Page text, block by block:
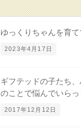
ゆっくりちゃんを育
2023年4月17日
ギフテッドの子たち
のことで悩んでいら
2017年12月12日